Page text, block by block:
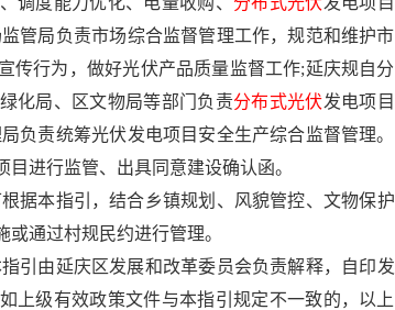
管局负责市场综合监督管理工作，规范和维护市
传行为，做好光伏产品质量监督工作;延庆规自分
化局、区文物局等部门负责分布式光伏发电项目
负责统筹光伏发电项目安全生产综合监督管理。
目进行监管、出具同意建设确认函。
据本指引，结合乡镇规划、风貌管控、文物保护
通过村规民约进行管理。
引由延庆区发展和改革委员会负责解释，自印发
上级有效政策文件与本指引规定不一致的，以上